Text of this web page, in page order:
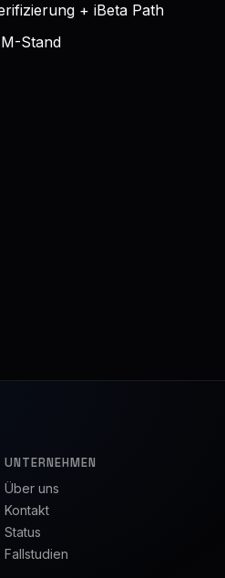
+ iBeta Path
Stand
UNTERNEHMEN
Über uns
Kontakt
Status
Fallstudien